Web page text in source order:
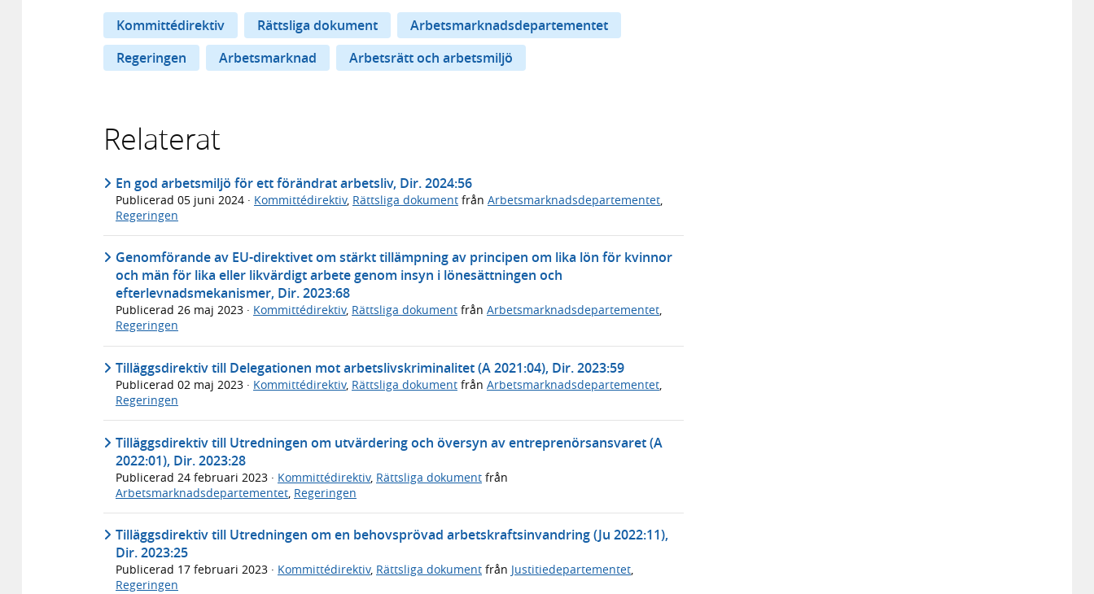
Kommittédirektiv Rättsliga dokument
Arbetsmarknadsdepartementet
Regeringen
Arbetsmarknad Arbetsrätt och arbetsmiljö
Relaterat
En god arbetsmiljö för ett förändrat arbetsliv, Dir. 2024:56
Publicerad 05 juni 2024 · Kommittédirektiv, Rättsliga dokument från Arbetsmarknadsdepartementet
Regeringen
Genomförande av EU-direktivet om stärkt tillämpning av principen om lika lön för kvinnor
och män för lika eller likvärdigt arbete genom insyn i lönesättningen och
efterlevnadsmekanismer, Dir. 2023:68
Publicerad 26 maj 2023 · Kommittédirektiv, Rättsliga dokument från Arbetsmarknadsdepartementet,
Regeringen
Tilläggsdirektiv till Delegationen mot arbetslivskriminalitet (A 2021:04), Dir. 2023:59
Publicerad 02 maj 2023 · Kommittédirektiv, Rättsliga dokument från Arbetsmarknadsdepartementet,
Regeringen
Tilläggsdirektiv till Utredningen om utvärdering och översyn av entreprenörsansvaret (A
2022:01), Dir. 2023:28
Publicerad 24 februari 2023 · Kommittédirektiv, Rättsliga dokument från
Arbetsmarknadsdepartementet Regeringen
Tilläggsdirektiv till Utredningen om en behovsprövad arbetskraftsinvandring (Ju 2022:11),
Dir. 2023:25
Publicerad 17 februari 2023 · Kommittédirektiv, Rättsliga dokument från Justitiedepartementet,
Regeringen